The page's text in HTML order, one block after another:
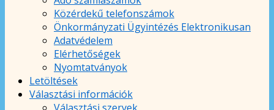
Közérdekű telefonszámok
Önkormányzati Ügyintézés Elektronikusan
Adatvédelem
Elérhetőségek
Nyomtatványok
Letöltések
Választási információk